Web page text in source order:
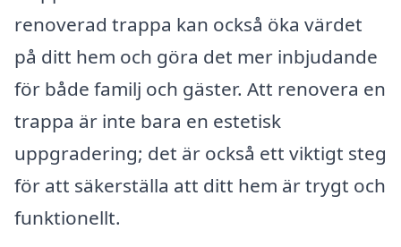
renoverad trappa kan också öka värdet
på ditt hem och göra det mer inbjudande
för både familj och gäster. Att renovera en
trappa är inte bara en estetisk
uppgradering; det är också ett viktigt steg
för att säkerställa att ditt hem är trygt och
funktionellt.